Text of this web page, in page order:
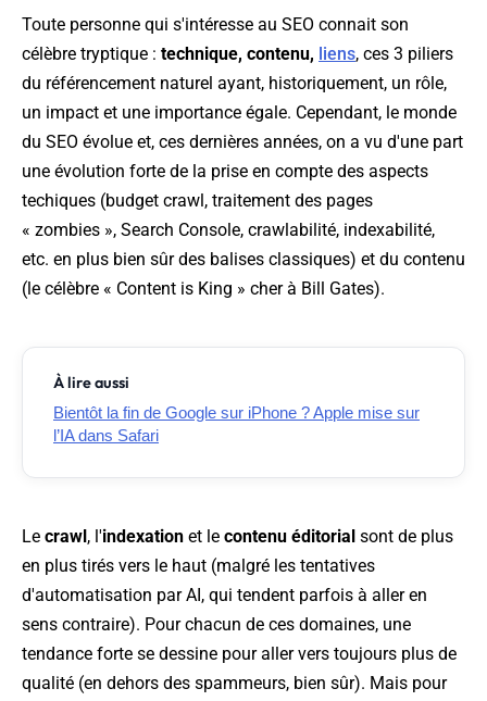
Toute personne qui s'intéresse au SEO connait son
célèbre tryptique : technique, contenu, liens, ces 3 piliers
du référencement naturel ayant, historiquement, un rôle,
un impact et une importance égale. Cependant, le monde
du SEO évolue et, ces dernières années, on a vu d'une part
une évolution forte de la prise en compte des aspects
techiques (budget crawl, traitement des pages
« zombies », Search Console, crawlabilité, indexabilité,
etc. en plus bien sûr des balises classiques) et du contenu
(le célèbre « Content is King » cher à Bill Gates).
À lire aussi
Bientôt la fin de Google sur iPhone ? Apple mise sur
l’IA dans Safari
Le crawl , l'indexation et le contenu éditorial sont de plus
en plus tirés vers le haut (malgré les tentatives
d'automatisation par AI, qui tendent parfois à aller en
sens contraire). Pour chacun de ces domaines, une
tendance forte se dessine pour aller vers toujours plus de
qualité (en dehors des spammeurs, bien sûr). Mais pour